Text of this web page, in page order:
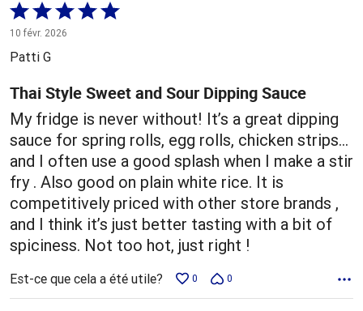
Coté
5 sur
5
10 févr. 2026
Patti G
Thai Style Sweet and Sour Dipping Sauce
My fridge is never without! It’s a great dipping
sauce for spring rolls, egg rolls, chicken strips…
and I often use a good splash when I make a stir
fry . Also good on plain white rice. It is
competitively priced with other store brands ,
and I think it’s just better tasting with a bit of
spiciness. Not too hot, just right !
Est-ce que cela a été utile? 0 0